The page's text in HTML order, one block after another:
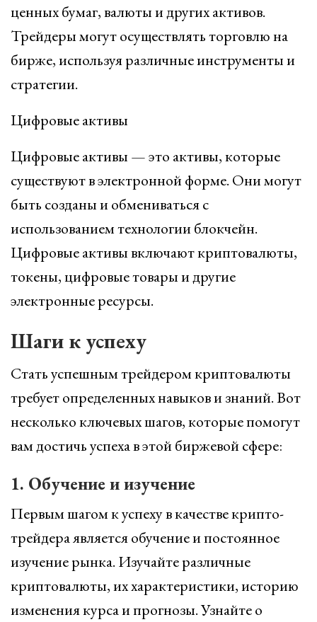
ценных бумаг, валюты и других активов.
Трейдеры могут осуществлять торговлю на
бирже, используя различные инструменты и
стратегии.
Цифровые активы
Цифровые активы — это активы, которые
существуют в электронной форме. Они могут
быть созданы и обмениваться с
использованием технологии блокчейн.
Цифровые активы включают криптовалюты,
токены, цифровые товары и другие
электронные ресурсы.
Шаги к успеху
Стать успешным трейдером криптовалюты
требует определенных навыков и знаний. Вот
несколько ключевых шагов, которые помогут
вам достичь успеха в этой биржевой сфере:
1. Обучение и изучение
Первым шагом к успеху в качестве крипто-
трейдера является обучение и постоянное
изучение рынка. Изучайте различные
криптовалюты, их характеристики, историю
изменения курса и прогнозы. Узнайте о